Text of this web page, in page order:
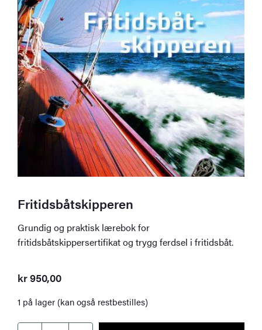
Fritidsbåtskipperen
Grundig og praktisk lærebok for
fritidsbåtskippersertifikat og trygg ferdsel i fritidsbåt.
kr950,00
1 på lager (kan også restbestilles)